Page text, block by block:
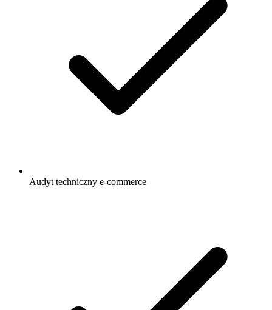
Audyt techniczny e-commerce